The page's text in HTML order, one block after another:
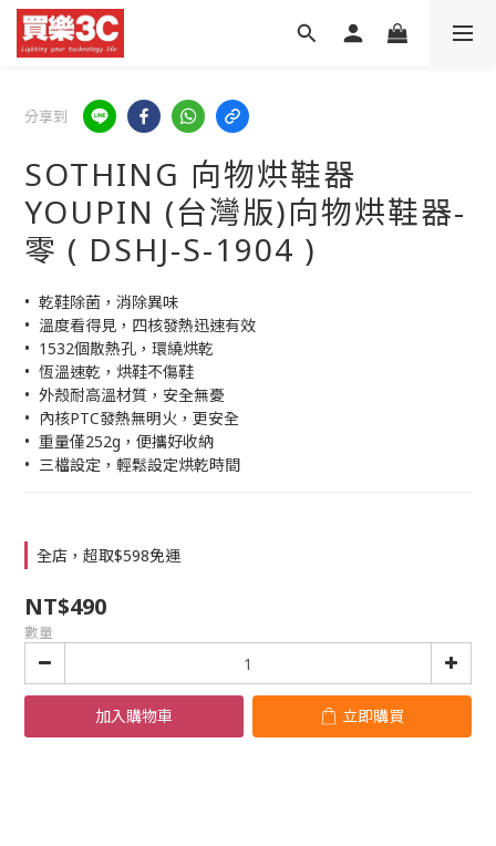
分享到
SOTHING 向物烘鞋器
YOUPIN (台灣版)向物烘鞋器-
零 ( DSHJ-S-1904 )
•  乾鞋除菌，消除異味
•  溫度看得見，四核發熱迅速有效
•  1532個散熱孔，環繞烘乾
•  恆溫速乾，烘鞋不傷鞋
•  外殼耐高溫材質，安全無憂
•  內核PTC發熱無明火，更安全
•  重量僅252g，便攜好收納
•  三檔設定，輕鬆設定烘乾時間
全店，超取$598免運
NT$490
數量
加入購物車 立即購買